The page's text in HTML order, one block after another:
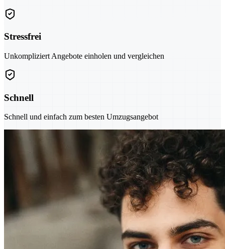
Stressfrei
Unkompliziert Angebote einholen und vergleichen
Schnell
Schnell und einfach zum besten Umzugsangebot